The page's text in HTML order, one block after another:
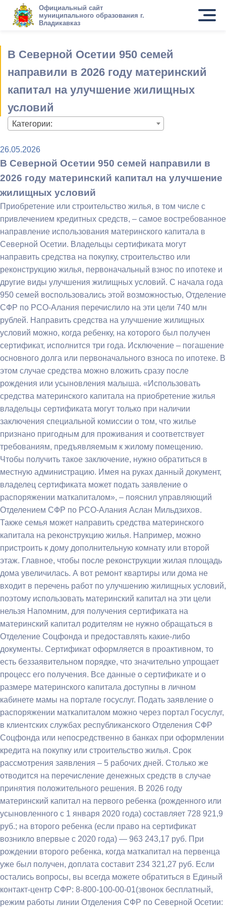
Официальный сайт
муниципального образования г.
Владикавказ
В Северной Осетии 950 семей
направили в 2026 году материнский
капитал на улучшение жилищных
условий
Категории:
26.05.2026
В Северной Осетии 950 семей направили в
2026 году материнский капитал на улучшение
жилищных условий
Приобретение или строительство жилья, в том числе с
привлечением кредитных средств, – самое востребованное
направление использования материнского капитала в
Северной Осетии. Владельцы сертификата могут
направить средства на покупку, строительство или
реконструкцию жилья, первоначальный взнос по ипотеке и
другие виды улучшения жилищных условий. С начала года
950 семей воспользовались этой возможностью, Отделение
СФР по РСО-Алания перечислило на эти цели 740 млн
рублей. Направить средства на улучшение жилищных
условий можно, когда ребенку, на которого был получен
сертификат, исполнится три года. Исключение – погашение
основного долга или первоначального взноса по ипотеке. В
этом случае средства можно вложить сразу после
рождения или усыновления малыша. «Использовать
средства материнского капитала на приобретение жилья
владельцы сертификата могут только при наличии
заключения специальной комиссии о том, что жилье
признано пригодным для проживания и соответствует
требованиям, предъявляемым к жилому помещению.
Чтобы получить такое заключение, нужно обратиться в
местную администрацию. Имея на руках данный документ,
владелец сертификата может подать заявление о
распоряжении маткапиталом», – пояснил управляющий
Отделением СФР по РСО-Алания Аслан Мильдзихов.
Также семья может направить средства материнского
капитала на реконструкцию жилья. Например, можно
пристроить к дому дополнительную комнату или второй
этаж. Главное, чтобы после реконструкции жилая площадь
дома увеличилась. А вот ремонт квартиры или дома не
входит в перечень работ по улучшению жилищных условий,
поэтому использовать материнский капитал на эти цели
нельзя Напомним, для получения сертификата на
материнский капитал родителям не нужно обращаться в
Отделение Соцфонда и предоставлять какие-либо
документы. Сертификат оформляется в проактивном, то
есть беззаявительном порядке, что значительно упрощает
процесс его получения. Все данные о сертификате и о
размере материнского капитала доступны в личном
кабинете мамы на портале госуслуг. Подать заявление о
распоряжении маткапиталом можно через портал Госуслуг,
в клиентских службах республиканского Отделения СФР
Соцфонда или непосредственно в банках при оформлении
кредита на покупку или строительство жилья. Срок
рассмотрения заявления – 5 рабочих дней. Столько же
отводится на перечисление денежных средств в случае
принятия положительного решения. В 2026 году
материнский капитал на первого ребенка (рожденного или
усыновленного с 1 января 2020 года) составляет 728 921,9
руб.; на второго ребенка (если право на сертификат
возникло впервые с 2020 года) — 963 243,17 руб. При
рождении второго ребенка, когда маткапитал на первенца
уже был получен, доплата составит 234 321,27 руб. Если
остались вопросы, вы всегда можете обратиться в Единый
контакт-центр СФР: 8-800-100-00-01(звонок бесплатный,
режим работы линии Отделения СФР по Северной Осетии: